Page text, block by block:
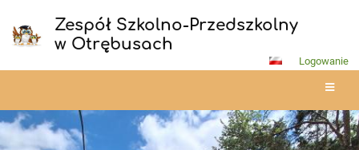
Zespół Szkolno-Przedszkolny
w Otrębusach
Logowanie
Strona
główna